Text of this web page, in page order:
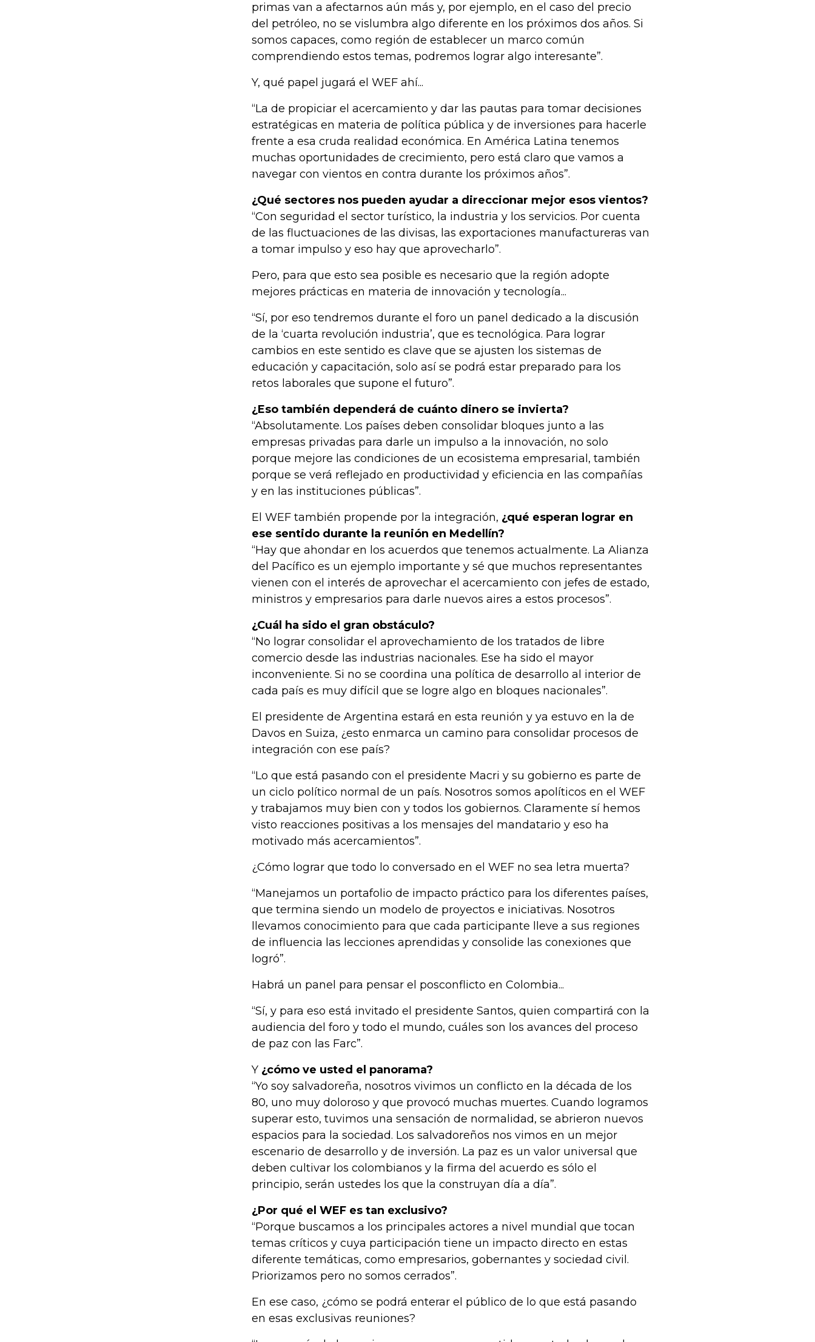
primas van a afectarnos aún más y, por ejemplo, en el caso del precio
del petróleo, no se vislumbra algo diferente en los próximos dos años. Si
somos capaces, como región de establecer un marco común
comprendiendo estos temas, podremos lograr algo interesante”.
Y, qué papel jugará el WEF ahí...
“La de propiciar el acercamiento y dar las pautas para tomar decisiones
estratégicas en materia de política pública y de inversiones para hacerle
frente a esa cruda realidad económica. En América Latina tenemos
muchas oportunidades de crecimiento, pero está claro que vamos a
navegar con vientos en contra durante los próximos años”.
¿Qué sectores nos pueden ayudar a direccionar mejor esos vientos?
“Con seguridad el sector turístico, la industria y los servicios. Por cuenta
de las fluctuaciones de las divisas, las exportaciones manufactureras van
a tomar impulso y eso hay que aprovecharlo”.
Pero, para que esto sea posible es necesario que la región adopte
mejores prácticas en materia de innovación y tecnología...
“Sí, por eso tendremos durante el foro un panel dedicado a la discusión
de la ‘cuarta revolución industria’, que es tecnológica. Para lograr
cambios en este sentido es clave que se ajusten los sistemas de
educación y capacitación, solo así se podrá estar preparado para los
retos laborales que supone el futuro”.
¿Eso también dependerá de cuánto dinero se invierta?
“Absolutamente. Los países deben consolidar bloques junto a las
empresas privadas para darle un impulso a la innovación, no solo
porque mejore las condiciones de un ecosistema empresarial, también
porque se verá reflejado en productividad y eficiencia en las compañías
y en las instituciones públicas”.
El WEF también propende por la integración, ¿qué esperan lograr en
ese sentido durante la reunión en Medellín?
“Hay que ahondar en los acuerdos que tenemos actualmente. La Alianza
del Pacífico es un ejemplo importante y sé que muchos representantes
vienen con el interés de aprovechar el acercamiento con jefes de estado,
ministros y empresarios para darle nuevos aires a estos procesos”.
¿Cuál ha sido el gran obstáculo?
“No lograr consolidar el aprovechamiento de los tratados de libre
comercio desde las industrias nacionales. Ese ha sido el mayor
inconveniente. Si no se coordina una política de desarrollo al interior de
cada país es muy difícil que se logre algo en bloques nacionales”.
El presidente de Argentina estará en esta reunión y ya estuvo en la de
Davos en Suiza, ¿esto enmarca un camino para consolidar procesos de
integración con ese país?
“Lo que está pasando con el presidente Macri y su gobierno es parte de
un ciclo político normal de un país. Nosotros somos apolíticos en el WEF
y trabajamos muy bien con y todos los gobiernos. Claramente sí hemos
visto reacciones positivas a los mensajes del mandatario y eso ha
motivado más acercamientos”.
¿Cómo lograr que todo lo conversado en el WEF no sea letra muerta?
“Manejamos un portafolio de impacto práctico para los diferentes países,
que termina siendo un modelo de proyectos e iniciativas. Nosotros
llevamos conocimiento para que cada participante lleve a sus regiones
de influencia las lecciones aprendidas y consolide las conexiones que
logró”.
Habrá un panel para pensar el posconflicto en Colombia...
“Sí, y para eso está invitado el presidente Santos, quien compartirá con la
audiencia del foro y todo el mundo, cuáles son los avances del proceso
de paz con las Farc”.
Y ¿cómo ve usted el panorama?
“Yo soy salvadoreña, nosotros vivimos un conflicto en la década de los
80, uno muy doloroso y que provocó muchas muertes. Cuando logramos
superar esto, tuvimos una sensación de normalidad, se abrieron nuevos
espacios para la sociedad. Los salvadoreños nos vimos en un mejor
escenario de desarrollo y de inversión. La paz es un valor universal que
deben cultivar los colombianos y la firma del acuerdo es sólo el
principio, serán ustedes los que la construyan día a día”.
¿Por qué el WEF es tan exclusivo?
“Porque buscamos a los principales actores a nivel mundial que tocan
temas críticos y cuya participación tiene un impacto directo en estas
diferente temáticas, como empresarios, gobernantes y sociedad civil.
Priorizamos pero no somos cerrados”.
En ese caso, ¿cómo se podrá enterar el público de lo que está pasando
en esas exclusivas reuniones?